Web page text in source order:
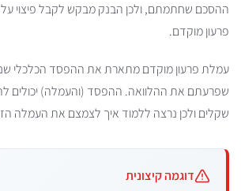
ההסכם שחתמתם, ולכן הבנק מבקש לקבל פיצוי
פרעון מוקדם.
עמלת פרעון מוקדם מתארת את ההפסד הכלכלי
שפרעתם את ההלוואה. ההפסד (והעמלה) יכולים
שקלים ולכן נרצה ללמוד איך לצמצם את העמלה
דוגמה קיצונית